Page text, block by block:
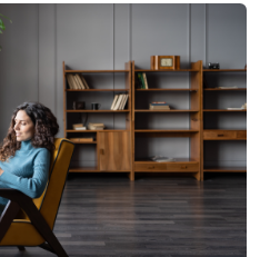
25 kg/m³
Veludo
100% poliéster